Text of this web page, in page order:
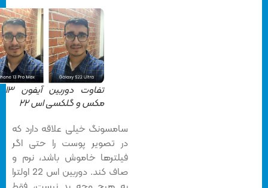
تفاوت دوربین آیفون ۱۳ پرو
مکس و گلکسی اس ۲۲
سامسونگ خیلی علاقه دارد که
در تصویر پوست را حتی اگر
فیلترها خاموش باشد، نرم و
صاف کند. دوربین اس 22 اولترا